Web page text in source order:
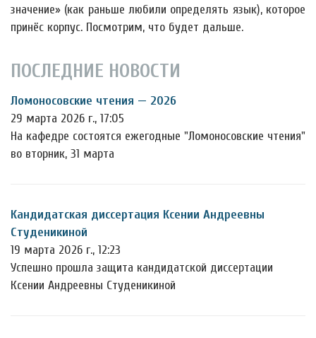
значение» (как раньше любили определять язык), которое
принёс корпус. Посмотрим, что будет дальше.
ПОСЛЕДНИЕ НОВОСТИ
Ломоносовские чтения — 2026
29 марта 2026 г., 17:05
На кафедре состоятся ежегодные "Ломоносовские чтения"
во вторник, 31 марта
Кандидатская диссертация Ксении Андреевны
Студеникиной
19 марта 2026 г., 12:23
Успешно прошла защита кандидатской диссертации
Ксении Андреевны Студеникиной